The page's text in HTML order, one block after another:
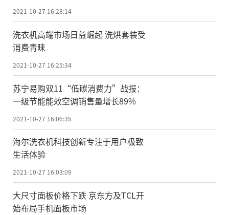
2021-10-27 16:28:14
洗衣机高端市场日益崛起 洗烘套装受
消费青睐
2021-10-27 16:25:34
苏宁易购双11“低碳消费力”战报：
一级节能能效空调销售量增长89%
2021-10-27 16:06:35
海尔洗衣机科技创新专注于用户极致
生活体验
2021-10-27 16:03:09
大尺寸面板价格下跌 京东方及TCL开
始布局手机面板市场